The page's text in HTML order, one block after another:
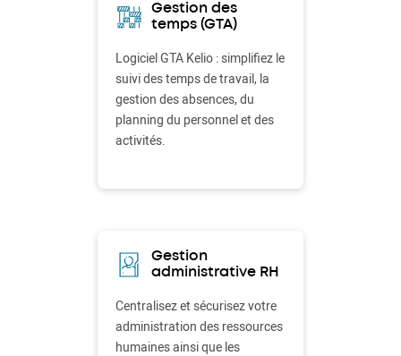
Gestion des
temps (GTA)
Logiciel GTA Kelio : simplifiez le
suivi des temps de travail, la
gestion des absences, du
planning du personnel et des
activités.
Gestion
administrative RH
Centralisez et sécurisez votre
administration des ressources
humaines ainsi que les